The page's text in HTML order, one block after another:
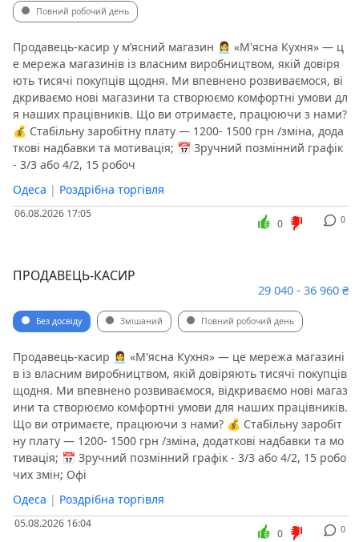
Повний робочий день
Продавець-касир у мʼясний магазин 👩‍💼 «М'ясна Кухня» — ц
е мережа магазинів із власним виробництвом, якій довіря
ють тисячі покупців щодня. Ми впевнено розвиваємося, ві
дкриваємо нові магазини та створюємо комфортні умови дл
я наших працівників. Що ви отримаєте, працюючи з нами?
💰 Стабільну заробітну плату — 1200- 1500 грн /зміна, дода
ткові надбавки та мотивація; 📅 Зручний позмінний графік
- 3/3 або 4/2, 15 робоч
Одеса | Роздрібна торгівля
06.08.2026 17:05 0
0
ПРОДАВЕЦЬ-КАСИР
29 040 - 36 960 ₴
Без досвіду Змішаний Повний робочий день
Продавець-касир 👩‍💼 «М'ясна Кухня» — це мережа магазині
в із власним виробництвом, якій довіряють тисячі покупців
щодня. Ми впевнено розвиваємося, відкриваємо нові магаз
ини та створюємо комфортні умови для наших працівників.
Що ви отримаєте, працюючи з нами? 💰 Стабільну заробіт
ну плату — 1200- 1500 грн /зміна, додаткові надбавки та мо
тивація; 📅 Зручний позмінний графік - 3/3 або 4/2, 15 робо
чих змін; Офі
Одеса | Роздрібна торгівля
05.08.2026 16:04 0
0